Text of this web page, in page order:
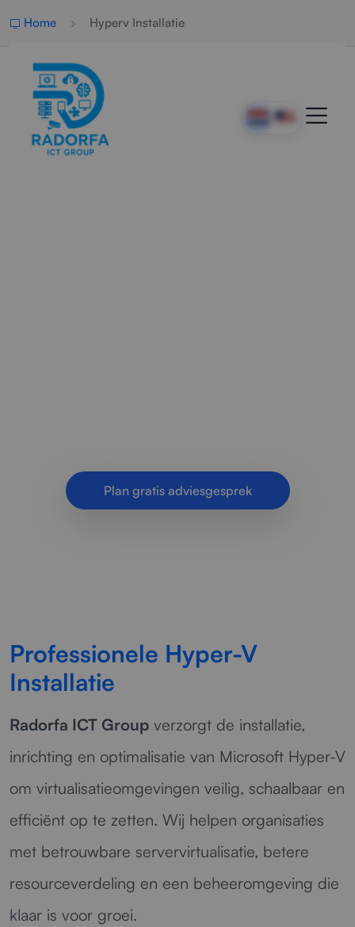
Home Hyperv Installatie
Plan gratis adviesgesprek
Professionele Hyper-V
Installatie
Radorfa ICT Group verzorgt de installatie,
inrichting en optimalisatie van Microsoft Hyper-V
om virtualisatieomgevingen veilig, schaalbaar en
efficiënt op te zetten. Wij helpen organisaties
met betrouwbare servervirtualisatie, betere
resourceverdeling en een beheeromgeving die
klaar is voor groei.